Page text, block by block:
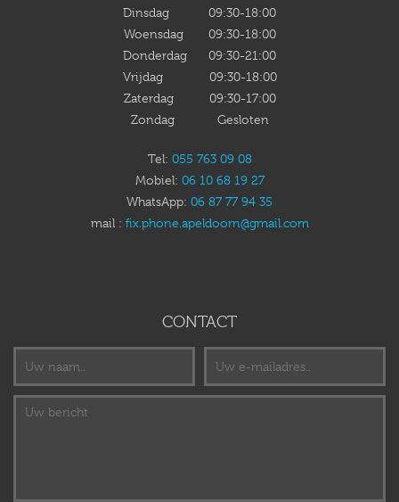
Dinsdag 09:30-18:00
Woensdag 09:30-18:00
Donderdag 09:30-21:00
Vrijdag 09:30-18:00
Zaterdag 09:30-17:00
Zondag Gesloten
Tel: 055 763 09 08
Mobiel: 06 10 68 19 27
WhatsApp: 06 87 77 94 35
mail : fix.phone.apeldoorn@gmail.com
CONTACT